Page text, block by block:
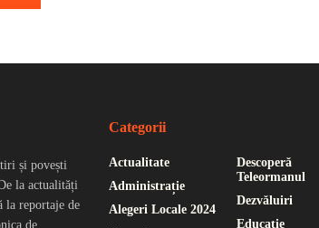
și povești
la actualități
la reportaje de
de
Categorii
Actualitate
Administrație
Alegeri Locale 2024
Descoperă
Teleormanul
Dezvăluiri
Educație